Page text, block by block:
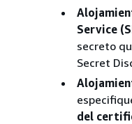
Service
secreto
Secret
del